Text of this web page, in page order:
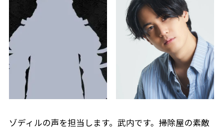
ゾディルの声を担当します。武内です。掃除屋の素敵